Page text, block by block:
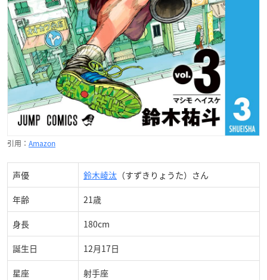
引用： Amazon
声優 鈴木崚汰 （すずきりょうた）さん
年齢 21歳
身長 180cm
誕生日 12月17日
星座 射手座